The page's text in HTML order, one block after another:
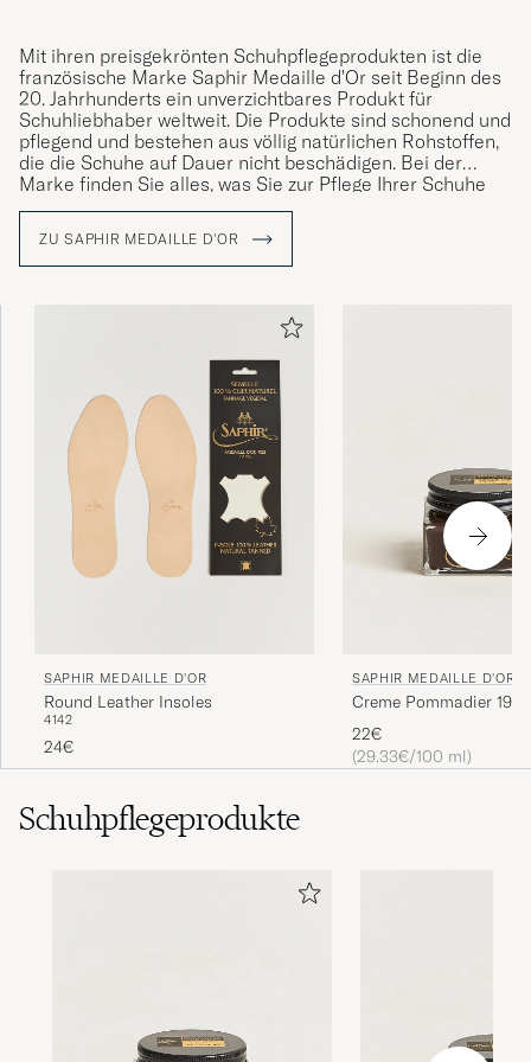
Har inget att jämföra med i den kategorin,
kan bara bli tre.
IVAR J GEKAUFT AM AUF CAREOFCARL.SE
Gav ett riktigt fint resultat på några slitna
GEKAUFT AM AUF CAREOFCARL.SE
Super bra. Positivt överraskad.
MARIO A GEKAUFT AM AUF CAREOFCARL.SE
Är toppen. Kommer att köpas igen.
Bästa jag har haft.
MARIO A GEKAUFT AM AUF CAREOFCARL.SE
GEKAUFT AM AUF CAREOFCARL.SE
Mit ihren preisgekrönten Schuhpflegeprodukten ist die
französische Marke Saphir Medaille d'Or seit Beginn des
20. Jahrhunderts ein unverzichtbares Produkt für
Schuhliebhaber weltweit. Die Produkte sind schonend und
pflegend und bestehen aus völlig natürlichen Rohstoffen,
die die Schuhe auf Dauer nicht beschädigen. Bei der
Marke finden Sie alles, was Sie zur Pflege Ihrer Schuhe
Leder- und Textilsorten.
ZU SAPHIR MEDAILLE D'OR
SAPHIR MEDAILLE D'OR
Round Leather Insoles
4142
24€
SAPHIR MEDAILLE D'OR
Creme Pommadier
Parisien Brown
22€
(29.33€/100 ml)
Schuhpflegeprodukte